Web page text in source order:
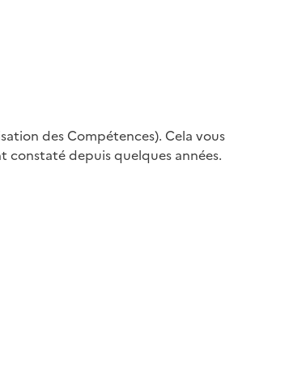
des Compétences). Cela vous
constaté depuis quelques années.